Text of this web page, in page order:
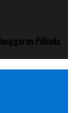
Pilkada